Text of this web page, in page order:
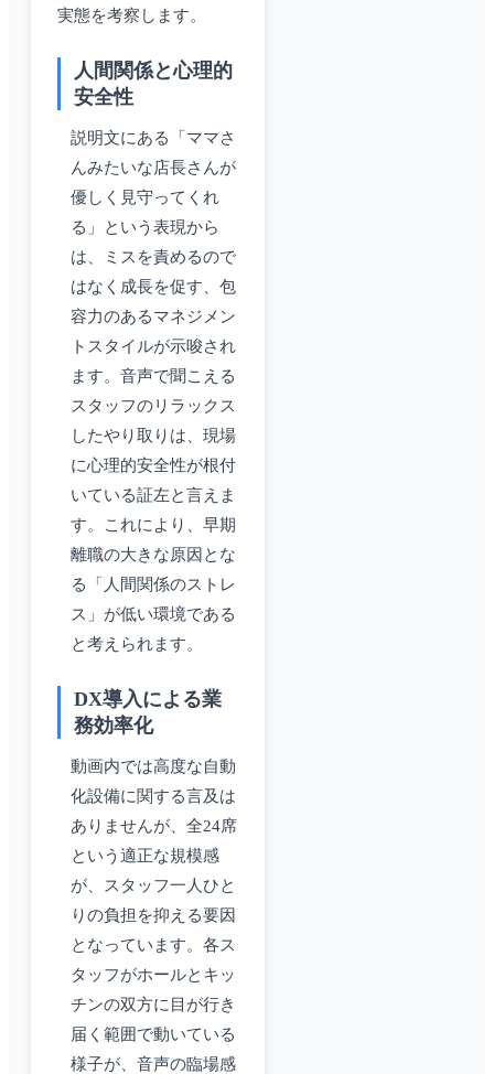
実態を考察します。
人間関係と心理的
安全性
説明文にある「ママさ
んみたいな店長さんが
優しく見守ってくれ
る」という表現から
は、ミスを責めるので
はなく成長を促す、包
容力のあるマネジメン
トスタイルが示唆され
ます。音声で聞こえる
スタッフのリラックス
したやり取りは、現場
に心理的安全性が根付
いている証左と言えま
す。これにより、早期
離職の大きな原因とな
る「人間関係のストレ
ス」が低い環境である
と考えられます。
DX導入による業
務効率化
動画内では高度な自動
化設備に関する言及は
ありませんが、全24席
という適正な規模感
が、スタッフ一人ひと
りの負担を抑える要因
となっています。各ス
タッフがホールとキッ
チンの双方に目が行き
届く範囲で動いている
様子が、音声の臨場感